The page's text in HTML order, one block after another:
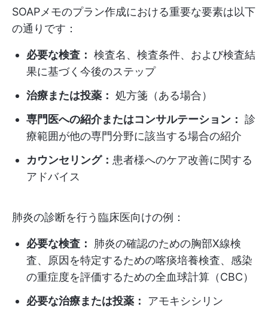
SOAPメモのプラン作成における重要な要素は以下
の通りです：
必要な検査： 検査名、検査条件、および検査結
果に基づく今後のステップ
治療または投薬： 処方箋（ある場合）
専門医への紹介またはコンサルテーション： 診
療範囲が他の専門分野に該当する場合の紹介
カウンセリング： 患者様へのケア改善に関する
アドバイス
肺炎の診断を行う臨床医向けの例：
必要な検査：
肺炎の確認のための胸部X線検
査、原因を特定するための喀痰培養検査、感染
の重症度を評価するための全血球計算（CBC）
必要な治療または投薬：
アモキシシリン